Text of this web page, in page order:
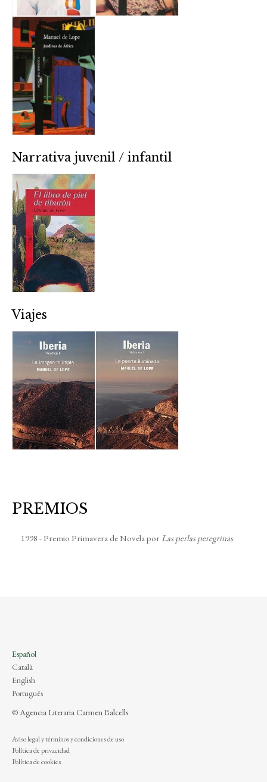
Narrativa juvenil / infantil
Viajes
PREMIOS
1998 - Premio Primavera de Novela porLas perlas peregrinas
Español
Català
English
Português
© Agencia Literaria Carmen Balcells
Aviso legal y términos y condiciones de uso
Política de privacidad
Política de cookies